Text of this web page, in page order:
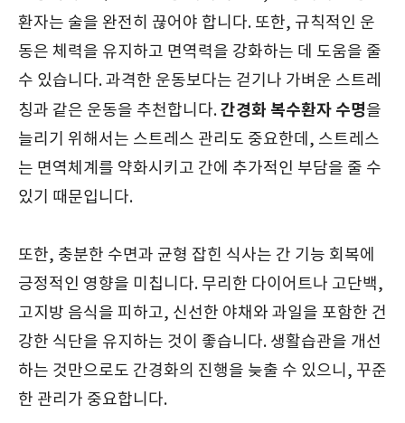
환자는 술을 완전히 끊어야 합니다. 또한, 규칙적인 운
동은 체력을 유지하고 면역력을 강화하는 데 도움을 줄
수 있습니다. 과격한 운동보다는 걷기나 가벼운 스트레
칭과 같은 운동을 추천합니다.간경화 복수환자 수명을
늘리기 위해서는 스트레스 관리도 중요한데, 스트레스
는 면역체계를 약화시키고 간에 추가적인 부담을 줄 수
있기 때문입니다.
또한, 충분한 수면과 균형 잡힌 식사는 간 기능 회복에
긍정적인 영향을 미칩니다. 무리한 다이어트나 고단백,
고지방 음식을 피하고, 신선한 야채와 과일을 포함한 건
강한 식단을 유지하는 것이 좋습니다. 생활습관을 개선
하는 것만으로도 간경화의 진행을 늦출 수 있으니, 꾸준
한 관리가 중요합니다.